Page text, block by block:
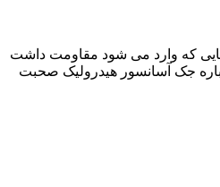
که وارد می شود مقاومت داشت
جک آسانسور هیدرولیک صحبت